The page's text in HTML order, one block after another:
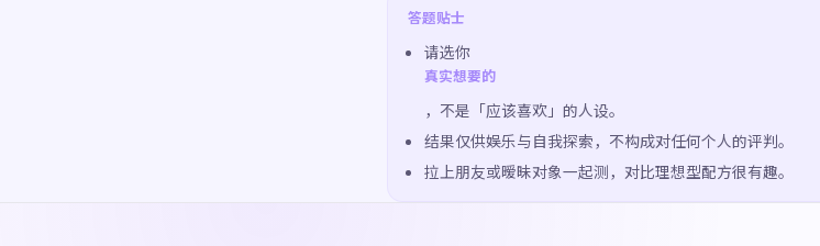
答题贴士
请选你
真实想要的
，不是「应该喜欢」的人设。
结果仅供娱乐与自我探索，不构成对任何个人的评判。
拉上朋友或暧昧对象一起测，对比理想型配方很有趣。